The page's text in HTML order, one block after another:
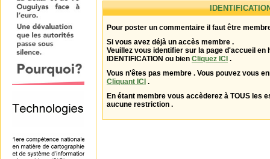
Pour poster un commentaire il faut être
Si vous avez déjà un accès membre .
Veuillez vous identifier sur la page d'accueil en
IDENTIFICATION ou bien Cliquez ICI .
Vous n'êtes pas membre . Vous pouvez vous
Cliquant ICI .
En étant membre vous accèderez à TOUS les
aucune restriction .